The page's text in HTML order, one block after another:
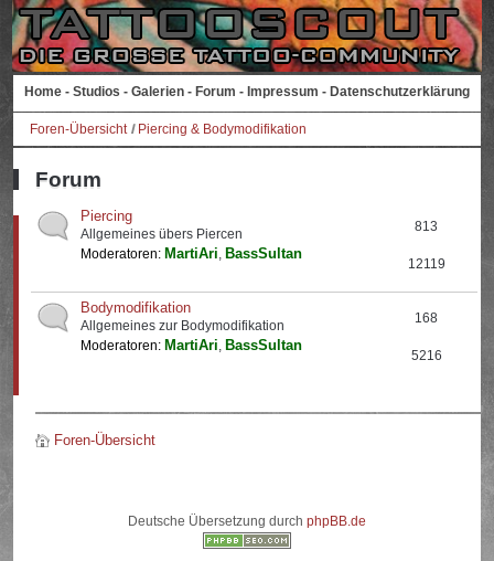
Home - Studios - Galerien - Forum - Impressum - Datenschutzerklärung
Foren-Übersicht Piercing & Bodymodifikation
Forum
Piercing
Allgemeines übers Piercen
Moderatoren: MartiAri, BassSultan
813
12119
Bodymodifikation
Allgemeines zur Bodymodifikation
Moderatoren: MartiAri, BassSultan
168
5216
Foren-Übersicht
Deutsche Übersetzung durch phpBB.de